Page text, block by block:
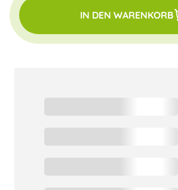
IN DEN WARENKORB